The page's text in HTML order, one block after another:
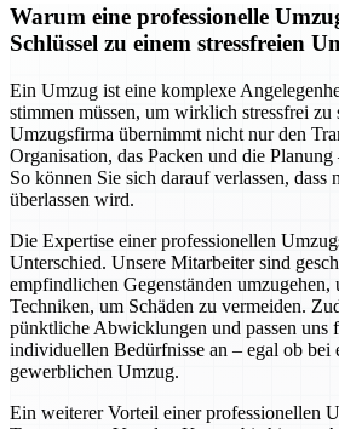
Warum eine professionelle
Schlüssel zu einem stressfreien
Ein Umzug ist eine komplexe
stimmen müssen, um wirklich stressfrei zu
Umzugsfirma übernimmt nicht nur den
Organisation, das Packen und die Planung
So können Sie sich darauf verlassen, dass
überlassen wird.
Die Expertise einer professionellen
Unterschied. Unsere Mitarbeiter sind
empfindlichen Gegenständen
Techniken, um Schäden zu vermeiden.
pünktliche Abwicklungen und passen uns
individuellen Bedürfnisse an – egal ob bei
gewerblichen Umzug.
Ein weiterer Vorteil einer professionellen